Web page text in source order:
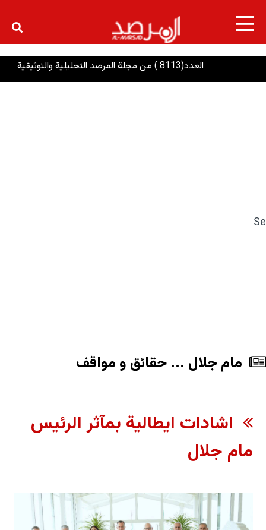
× العدد(8113 ) من مجلة المرصد التحليلية والتوثيقية
مام جلال ... حقائق و مواقف
اشادات ايطالية بمآثر الرئيس
مام جلال